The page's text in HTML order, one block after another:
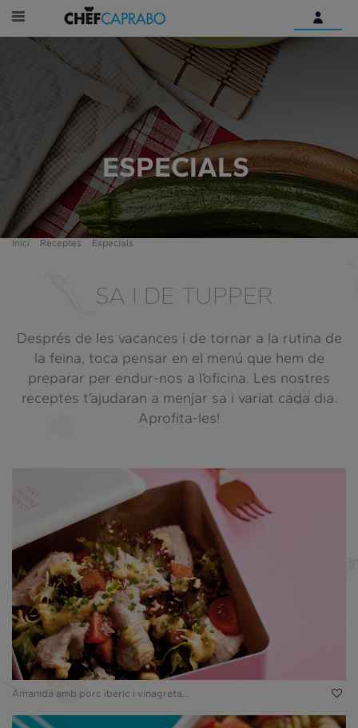
Identifica't
Encara no tens un compte
digital?
Comença aquí
ESPECIALS
Inici Receptes Especials
SA I DE TUPPER
Després de les vacances i de tornar a la rutina de
la feina, toca pensar en el menú que hem de
preparar per endur-nos a l’oficina. Les nostres
receptes t’ajudaran a menjar sa i variat cada dia.
Aprofita-les!
Amanida amb porc ibèric i vinagreta...